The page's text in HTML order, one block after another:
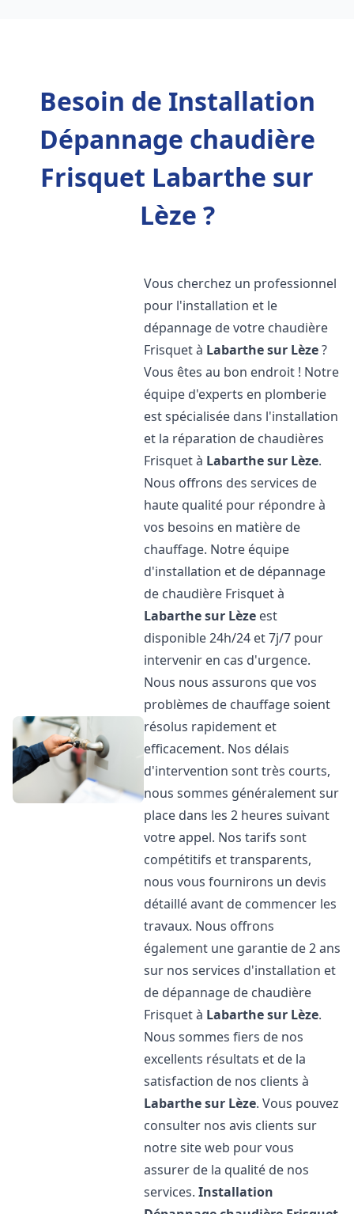
Besoin de Installation
Dépannage chaudière
Frisquet Labarthe sur
Lèze ?
Vous cherchez un professionnel
pour l'installation et le
dépannage de votre chaudière
Frisquet à Labarthe sur Lèze?
Vous êtes au bon endroit ! Notre
équipe d'experts en plomberie
est spécialisée dans l'installation
et la réparation de chaudières
Frisquet à Labarthe sur Lèze.
Nous offrons des services de
haute qualité pour répondre à
vos besoins en matière de
chauffage. Notre équipe
d'installation et de dépannage
de chaudière Frisquet à
Labarthe sur Lèze est
disponible 24h/24 et 7j/7 pour
intervenir en cas d'urgence.
Nous nous assurons que vos
problèmes de chauffage soient
résolus rapidement et
efficacement. Nos délais
d'intervention sont très courts,
nous sommes généralement sur
place dans les 2 heures suivant
votre appel. Nos tarifs sont
compétitifs et transparents,
nous vous fournirons un devis
détaillé avant de commencer les
travaux. Nous offrons
également une garantie de 2 ans
sur nos services d'installation et
de dépannage de chaudière
Frisquet à Labarthe sur Lèze.
Nous sommes fiers de nos
excellents résultats et de la
satisfaction de nos clients à
Labarthe sur Lèze. Vous pouvez
consulter nos avis clients sur
notre site web pour vous
assurer de la qualité de nos
services.Installation